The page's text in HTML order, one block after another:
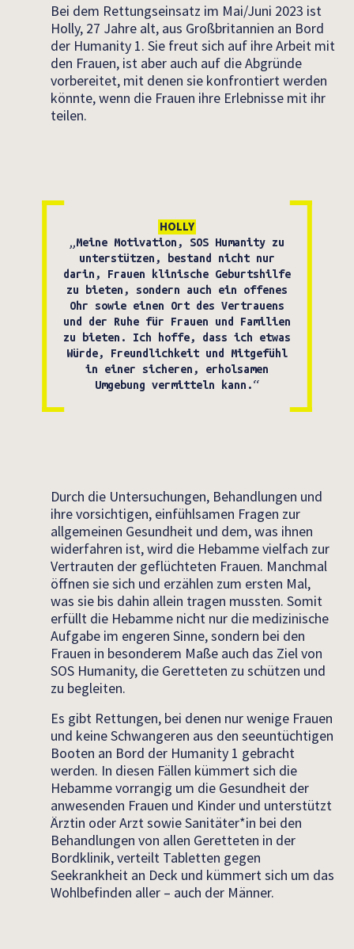
Bei dem Rettungseinsatz im Mai/Juni 2023 ist
Holly, 27 Jahre alt, aus Großbritannien an Bord
der Humanity 1. Sie freut sich auf ihre Arbeit mit
den Frauen, ist aber auch auf die Abgründe
vorbereitet, mit denen sie konfrontiert werden
könnte, wenn die Frauen ihre Erlebnisse mit ihr
teilen.
HOLLY
„Meine Motivation, SOS Humanity zu
unterstützen, bestand nicht nur
darin, Frauen klinische Geburtshilfe
zu bieten, sondern auch ein offenes
Ohr sowie einen Ort des Vertrauens
und der Ruhe für Frauen und Familien
zu bieten. Ich hoffe, dass ich etwas
Würde, Freundlichkeit und Mitgefühl
in einer sicheren, erholsamen
Umgebung vermitteln kann.“
Durch die Untersuchungen, Behandlungen und
ihre vorsichtigen, einfühlsamen Fragen zur
allgemeinen Gesundheit und dem, was ihnen
widerfahren ist, wird die Hebamme vielfach zur
Vertrauten der geflüchteten Frauen. Manchmal
öffnen sie sich und erzählen zum ersten Mal,
was sie bis dahin allein tragen mussten. Somit
erfüllt die Hebamme nicht nur die medizinische
Aufgabe im engeren Sinne, sondern bei den
Frauen in besonderem Maße auch das Ziel von
SOS Humanity, die Geretteten zu schützen und
zu begleiten.
Es gibt Rettungen, bei denen nur wenige Frauen
und keine Schwangeren aus den seeuntüchtigen
Booten an Bord der Humanity 1 gebracht
werden. In diesen Fällen kümmert sich die
Hebamme vorrangig um die Gesundheit der
anwesenden Frauen und Kinder und unterstützt
Ärztin oder Arzt sowie Sanitäter*in bei den
Behandlungen von allen Geretteten in der
Bordklinik, verteilt Tabletten gegen
Seekrankheit an Deck und kümmert sich um das
Wohlbefinden aller – auch der Männer.